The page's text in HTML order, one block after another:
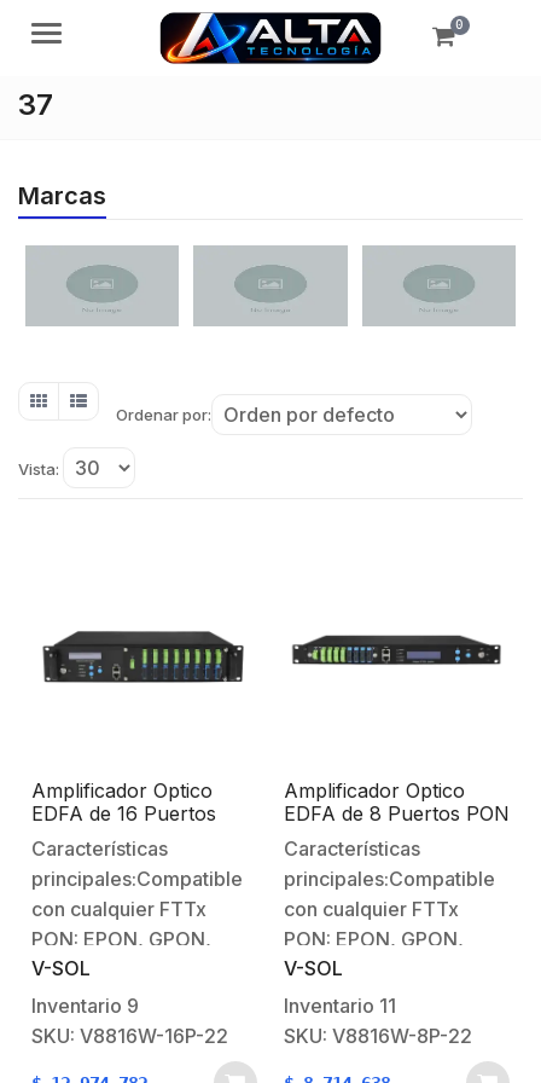
Menú 0
37
Marcas
Ordenar por:
Vista:
Amplificador Optico
EDFA de 16 Puertos
PON 1550nm con WDM
de 22 dBm
Características
principales:Compatible
con cualquier FTTx
PON: EPON, GPON,
10GPON.Cada puerto de
salida incluye un CWDM
integrado.Montaje en
rack.Entradas duales de
V-SOL
Inventario 9
SKU: V8816W-16P-22
Amplificador Optico
EDFA de 8 Puertos PON
1550nm con WDM de 22
dBm
Características
principales:Compatible
con cualquier FTTx
PON: EPON, GPON,
10GPON.Cada puerto de
salida incluye un CWDM
integrado.Montaje en
rack.Entradas duales de
V-SOL
Inventario 11
SKU: V8816W-8P-22